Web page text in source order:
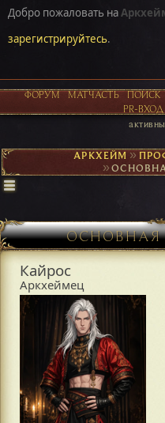
Добро пожаловать на
зарегистрируйтесь.
ФОРУМ МАТЧАСТЬ ПОИСК
PR-ВХОД
АРКХЕЙМ►
►
Кайрос
Аркхеймец